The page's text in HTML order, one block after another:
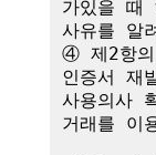
가있을 때
사유를 알
④ 제2항의
인증서 재
사용의사
거래를 이